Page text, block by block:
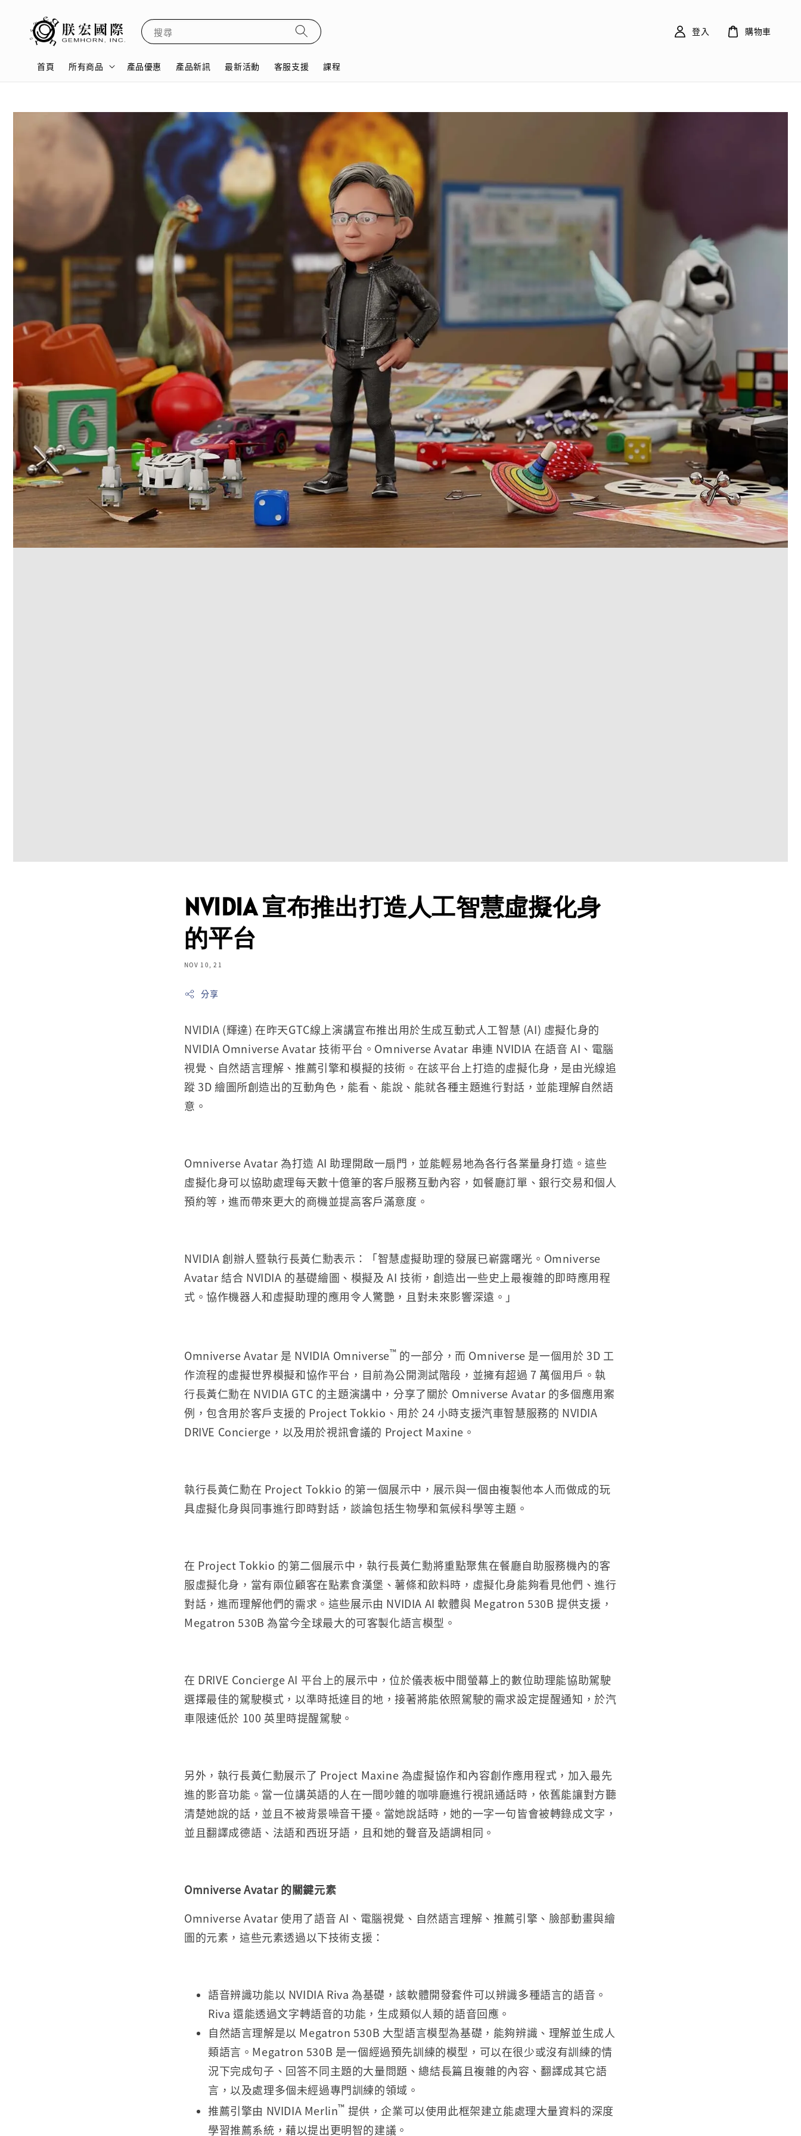
搜尋
首頁 所有商品 產品優惠 產品新訊 最新活動 客服支援 課程
登入 購物車
NVIDIA 宣布推出打造人工智慧虛擬化身
的平台
NOV 10, 21
分享
NVIDIA (輝達) 在昨天GTC線上演講宣布推出用於生成互動式人工智慧 (AI) 虛擬化身的
NVIDIA Omniverse Avatar 技術平台。Omniverse Avatar 串連 NVIDIA 在語音 AI、電腦
視覺、自然語言理解、推薦引擎和模擬的技術。在該平台上打造的虛擬化身，是由光線追
蹤 3D 繪圖所創造出的互動角色，能看、能說、能就各種主題進行對話，並能理解自然語
意。
Omniverse Avatar 為打造 AI 助理開啟一扇門，並能輕易地為各行各業量身打造。這些
虛擬化身可以協助處理每天數十億筆的客戶服務互動內容，如餐廳訂單、銀行交易和個人
預約等，進而帶來更大的商機並提高客戶滿意度。
NVIDIA 創辦人暨執行長黃仁勳表示：「智慧虛擬助理的發展已嶄露曙光。Omniverse
Avatar 結合 NVIDIA 的基礎繪圖、模擬及 AI 技術，創造出一些史上最複雜的即時應用程
式。協作機器人和虛擬助理的應用令人驚艷，且對未來影響深遠。」
Omniverse Avatar 是 NVIDIA Omniverse™ 的一部分，而 Omniverse 是一個用於 3D 工
作流程的虛擬世界模擬和協作平台，目前為公開測試階段，並擁有超過 7 萬個用戶。執
行長黃仁勳在 NVIDIA GTC 的主題演講中，分享了關於 Omniverse Avatar 的多個應用案
例，包含用於客戶支援的 Project Tokkio、用於 24 小時支援汽車智慧服務的 NVIDIA
DRIVE Concierge，以及用於視訊會議的 Project Maxine。
執行長黃仁勳在 Project Tokkio 的第一個展示中，展示與一個由複製他本人而做成的玩
具虛擬化身與同事進行即時對話，談論包括生物學和氣候科學等主題。
在 Project Tokkio 的第二個展示中，執行長黃仁勳將重點聚焦在餐廳自助服務機內的客
服虛擬化身，當有兩位顧客在點素食漢堡、薯條和飲料時，虛擬化身能夠看見他們、進行
對話，進而理解他們的需求。這些展示由 NVIDIA AI 軟體與 Megatron 530B 提供支援，
Megatron 530B 為當今全球最大的可客製化語言模型。
在 DRIVE Concierge AI 平台上的展示中，位於儀表板中間螢幕上的數位助理能協助駕駛
選擇最佳的駕駛模式，以準時抵達目的地，接著將能依照駕駛的需求設定提醒通知，於汽
車限速低於 100 英里時提醒駕駛。
另外，執行長黃仁勳展示了 Project Maxine 為虛擬協作和內容創作應用程式，加入最先
進的影音功能。當一位講英語的人在一間吵雜的咖啡廳進行視訊通話時，依舊能讓對方聽
清楚她說的話，並且不被背景噪音干擾。當她說話時，她的一字一句皆會被轉錄成文字，
並且翻譯成德語、法語和西班牙語，且和她的聲音及語調相同。
Omniverse Avatar的關鍵元素
Omniverse Avatar 使用了語音 AI、電腦視覺、自然語言理解、推薦引擎、臉部動畫與繪
圖的元素，這些元素透過以下技術支援：
語音辨識功能以 NVIDIA Riva 為基礎，該軟體開發套件可以辨識多種語言的語音。
Riva 還能透過文字轉語音的功能，生成類似人類的語音回應。
自然語言理解是以 Megatron 530B 大型語言模型為基礎，能夠辨識、理解並生成人
類語言。Megatron 530B 是一個經過預先訓練的模型，可以在很少或沒有訓練的情
況下完成句子、回答不同主題的大量問題、總結長篇且複雜的內容、翻譯成其它語
言，以及處理多個未經過專門訓練的領域。
推薦引擎由 NVIDIA Merlin™ 提供，企業可以使用此框架建立能處理大量資料的深度
學習推薦系統，藉以提出更明智的建議。